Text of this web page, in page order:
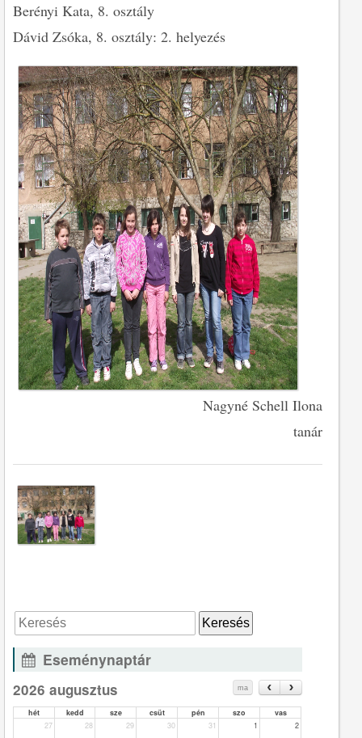
Berényi Kata, 8. osztály
Dávid Zsóka, 8. osztály: 2. helyezés
Nagyné Schell Ilona
tanár
Eseménynaptár
2026 augusztus ma
hét kedd sze csüt pén szo
vas
27
28 29 30 31 1 2